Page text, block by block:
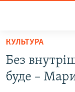
Перейти
основного
матеріалу
Перейти
ВСЕ ЗА ДОБУ
СТАТТІ
КУЛЬТУРА
Без
буде –